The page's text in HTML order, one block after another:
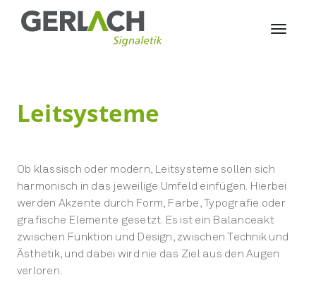
Leitsysteme
Ob klassisch oder modern, Leitsysteme sollen sich
harmonisch in das jeweilige Umfeld einfügen. Hierbei
werden Akzente durch Form, Farbe, Typografie oder
grafische Elemente gesetzt. Es ist ein Balanceakt
zwischen Funktion und Design, zwischen Technik und
Ästhetik, und dabei wird nie das Ziel aus den Augen
verloren.